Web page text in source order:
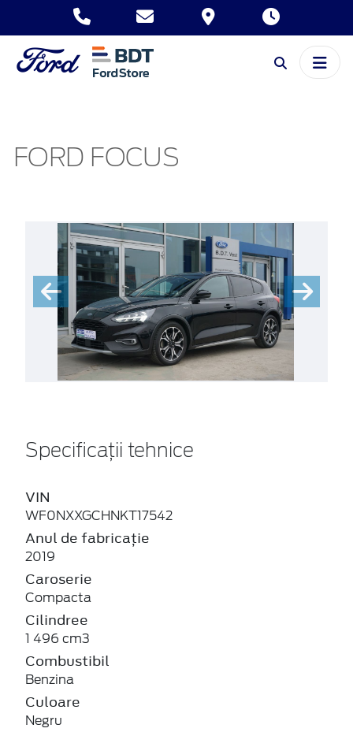
FORD FOCUS
Specificații tehnice
VIN
WF0NXXGCHNKT17542
Anul de fabricație
2019
Caroserie
Compacta
Cilindree
1 496 cm3
Combustibil
Benzina
Culoare
Negru